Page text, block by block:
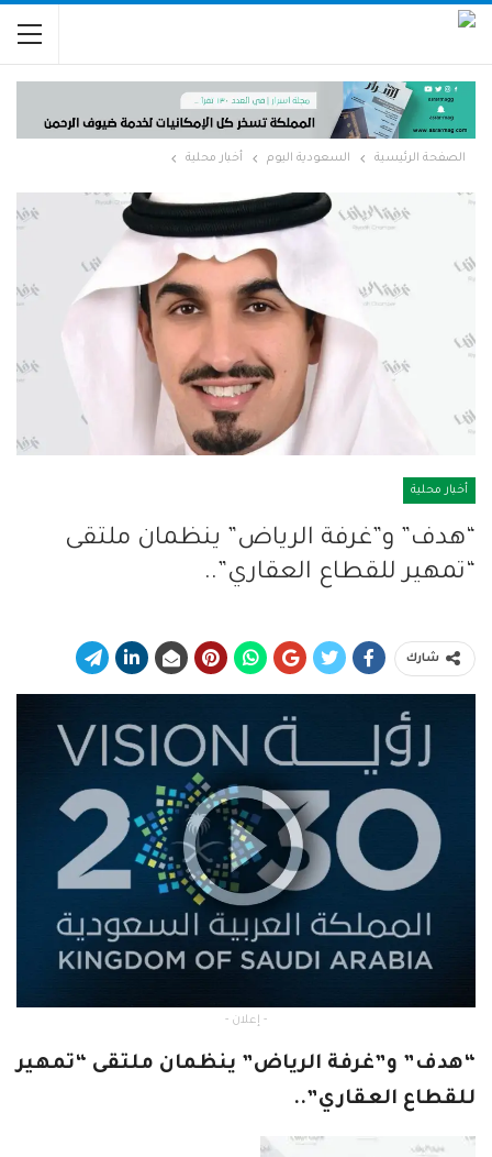
الصفحة الرئيسية السعودية اليوم أخبار محلية
أخبار محلية
“هدف” و”غرفة الرياض” ينظمان ملتقى
“تمهير للقطاع العقاري”..
شارك
- إعلان -
“هدف” و”غرفة الرياض” ينظمان ملتقى “تمهير
للقطاع العقاري”..